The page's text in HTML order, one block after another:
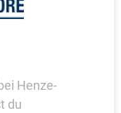
Henze-
du